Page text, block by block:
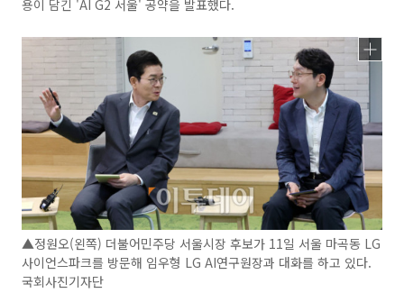
용이 담긴 'AI G2 서울' 공약을 발표했다.
▲정원오(왼쪽) 더불어민주당 서울시장 후보가 11일 서울 마곡동 LG
사이언스파크를 방문해 임우형 LG AI연구원장과 대화를 하고 있다.
국회사진기자단